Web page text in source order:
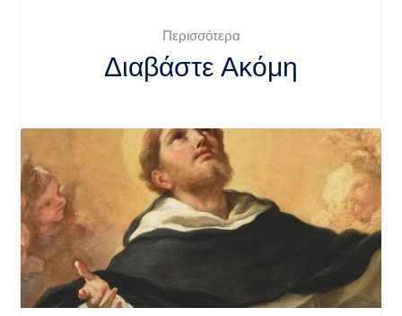
Περισσότερα
Διαβάστε Ακόμη